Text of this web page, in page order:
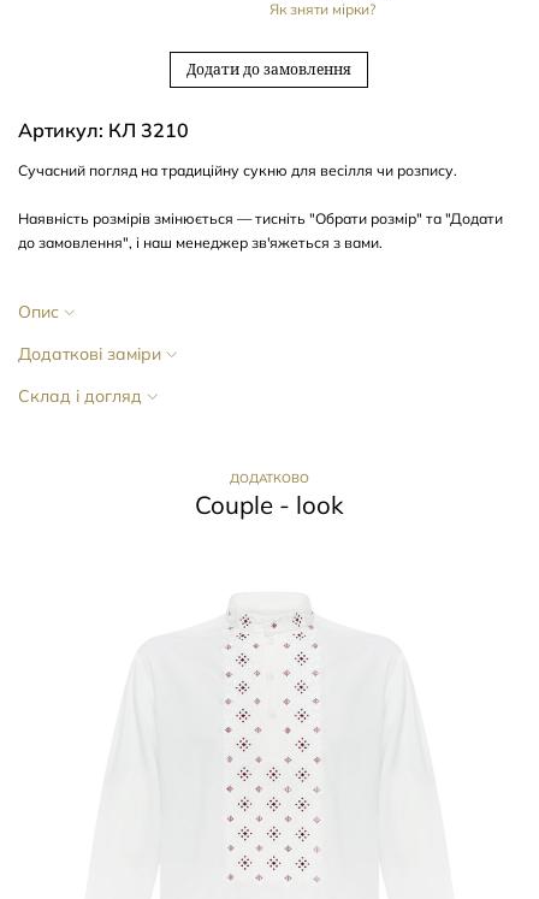
Як зняти мірки?
Додати до замовлення
Артикул: КЛ 3210
Сучасний погляд на традиційну сукню для весілля чи розпису.
Наявність розмірів змінюється — тисніть "Обрати розмір" та "Додати
до замовлення", і наш менеджер зв'яжеться з вами.
Опис
Додаткові заміри
Склад і догляд
ДОДАТКОВО
Couple - look